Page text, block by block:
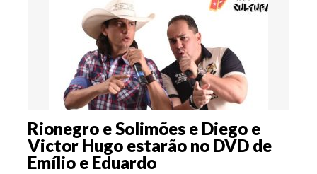
Rionegro e Solimões e Diego e
Victor Hugo estarão no DVD de
Emílio e Eduardo